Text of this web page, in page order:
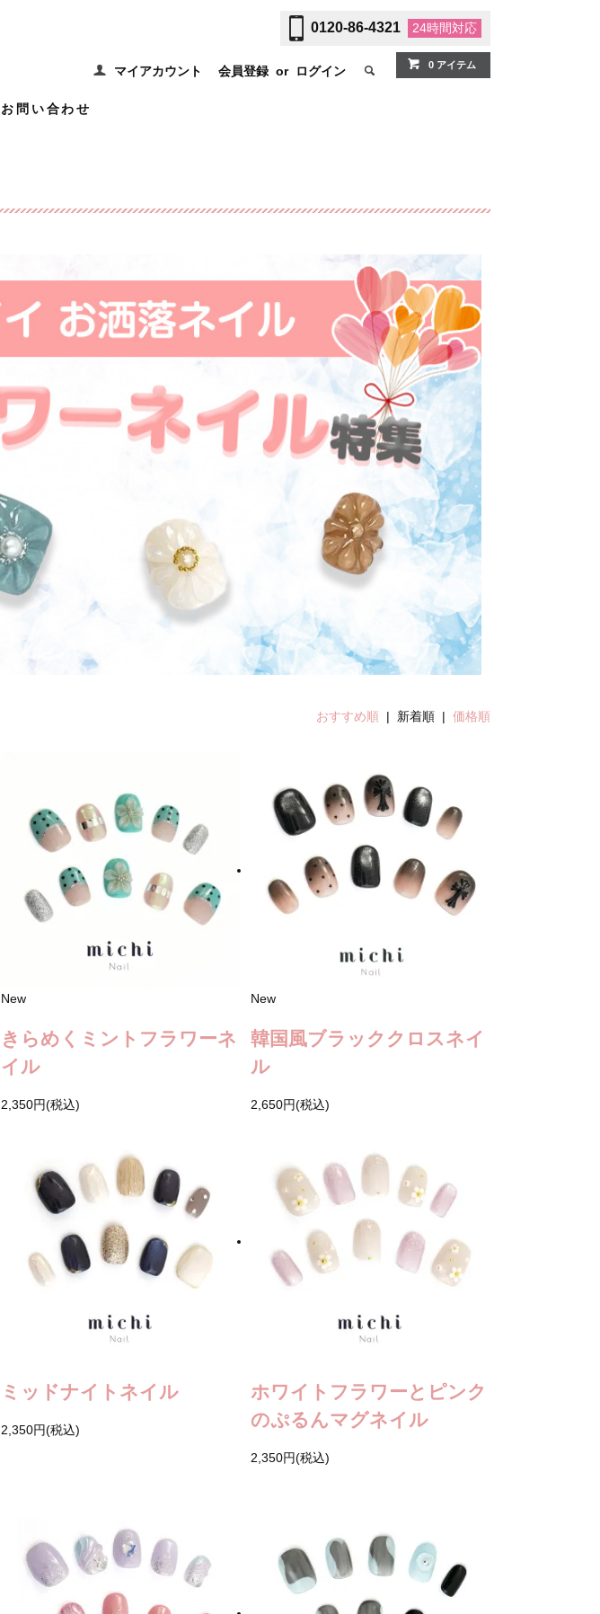
0120-86-4321 24時間対応
マイアカウント 会員登録 or ログイン 0 アイテム
お問い合わせ
おすすめ順 | 新着順 | 価格順
New
きらめくミントフラワーネ
イル
2,350円(税込)
New
韓国風ブラッククロスネイ
ル
2,650円(税込)
ミッドナイトネイル
2,350円(税込)
ホワイトフラワーとピンク
のぷるんマグネイル
2,350円(税込)